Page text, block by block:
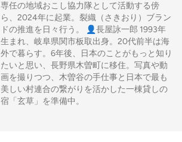
専任の地域おこし協力隊として活動する傍
ら、2024年に起業。裂織（さきおり）ブラン
ドの推進を日々行う。 👤長屋詠一郎 1993年
生まれ、岐阜県関市板取出身。20代前半は海
外で暮らす。6年後、日本のことがもっと知り
たいと思い、長野県木曽町に移住。写真や動
画を撮りつつ、木曽谷の手仕事と日本で最も
美しい村連合の繋がりを活かした一棟貸しの
宿「玄草」を準備中。